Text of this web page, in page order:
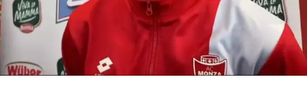
Pallanuoto
Pallamano
Altre